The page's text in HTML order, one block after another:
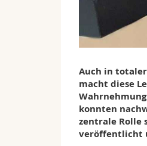
Auch in
macht diese
konnten
zentrale Rolle
veröffentlicht